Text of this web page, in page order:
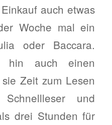
auch etwas
Woche mal ein
oder Baccara.
hin auch einen
Zeit zum Lesen
und
drei Stunden für